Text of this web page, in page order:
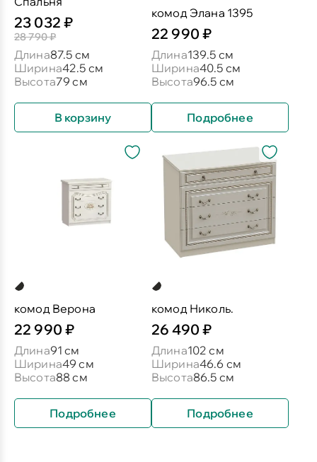
23 032 ₽
28 790 ₽
Длина87.5 см
Ширина42.5 см
Высота79 см
В корзину
комод Элана 1395
22 990 ₽
Длина139.5 см
Ширина40.5 см
Высота96.5 см
Подробнее
комод Верона
22 990 ₽
Длина91 см
Ширина49 см
Высота88 см
Подробнее
комод Николь.
26 490 ₽
Длина102 см
Ширина46.6 см
Высота86.5 см
Подробнее